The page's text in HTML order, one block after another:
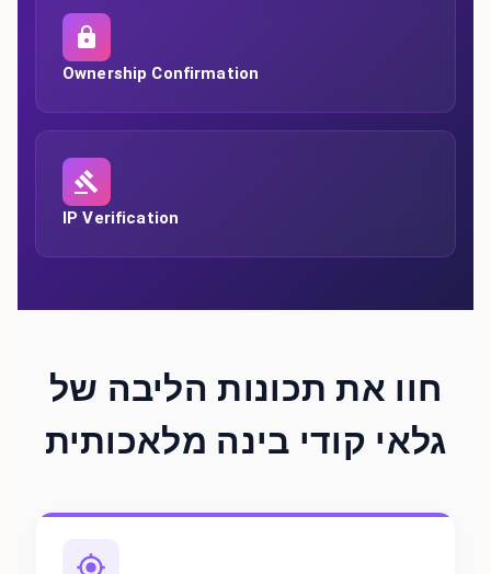
Ownership Confirmation
IP Verification
חוו את תכונות הליבה של
גלאי קודי בינה מלאכותית